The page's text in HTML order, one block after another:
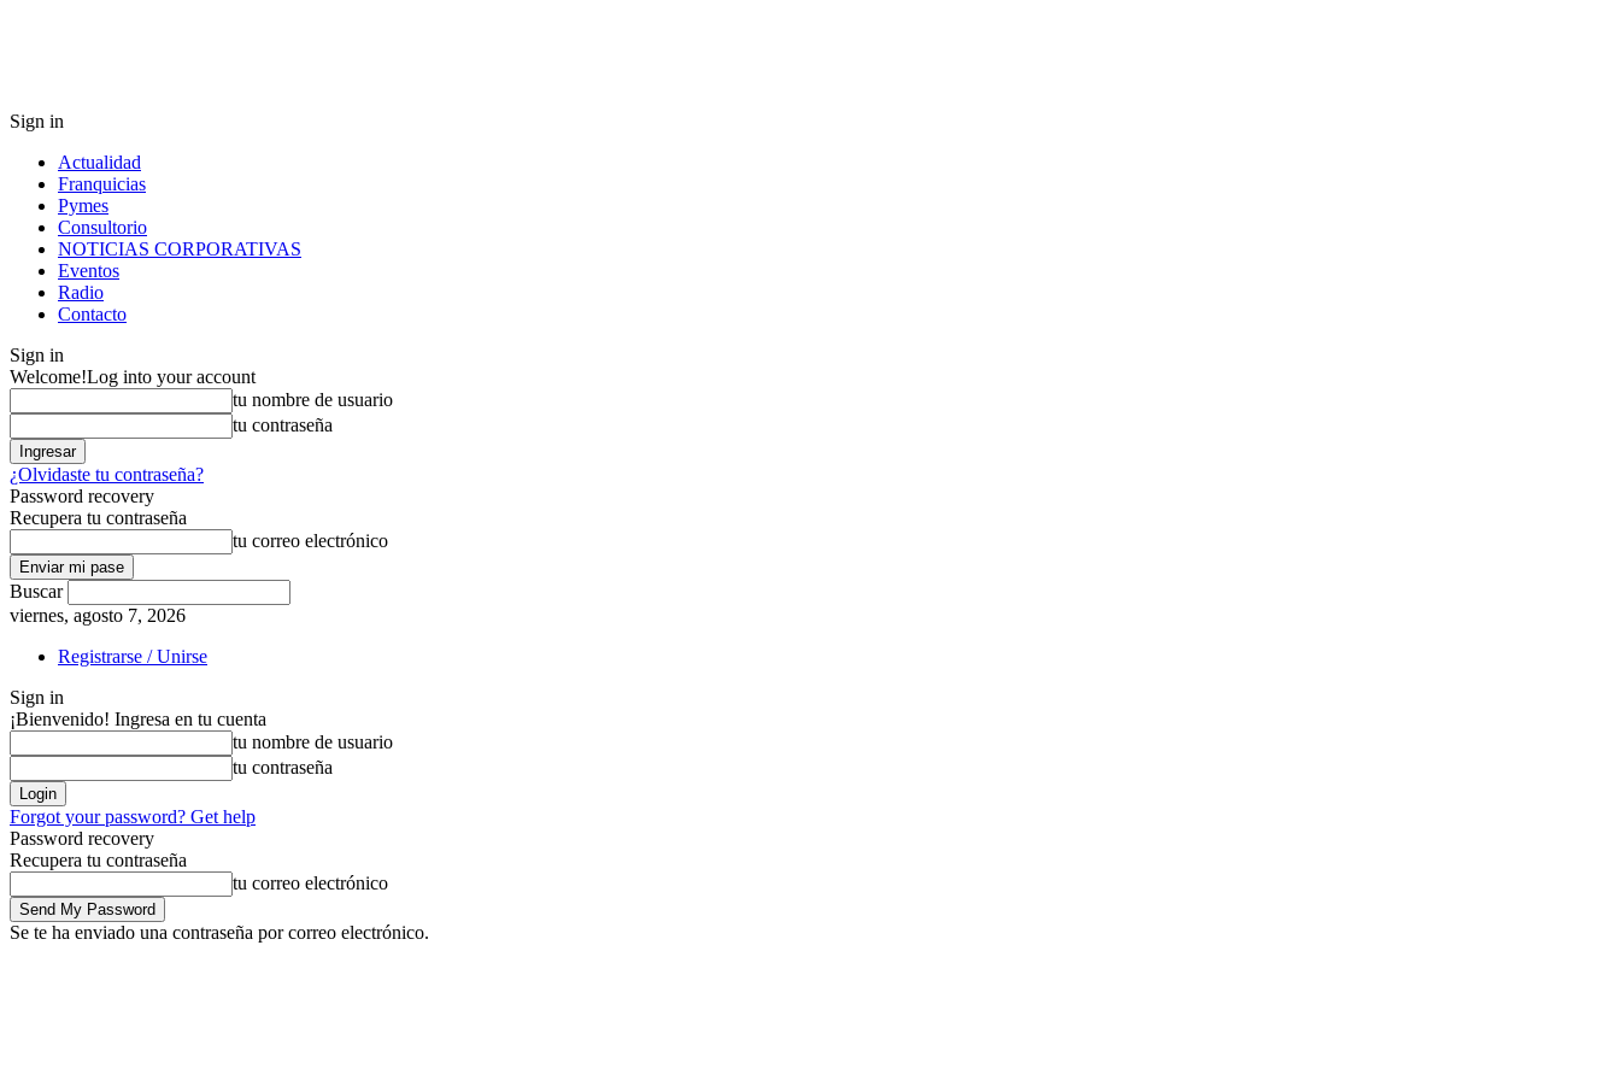
Sign in
Actualidad
Franquicias
Pymes
Consultorio
NOTICIAS CORPORATIVAS
Eventos
Radio
Contacto
Sign in
Welcome!Log into your account
tu nombre de usuario
tu contraseña
¿Olvidaste tu contraseña?
Password recovery
Recupera tu contraseña
tu correo electrónico
Buscar
viernes, agosto 7, 2026
Registrarse / Unirse
Sign in
¡Bienvenido! Ingresa en tu cuenta
tu nombre de usuario
tu contraseña
Forgot your password? Get help
Password recovery
Recupera tu contraseña
tu correo electrónico
Se te ha enviado una contraseña por correo electrónico.